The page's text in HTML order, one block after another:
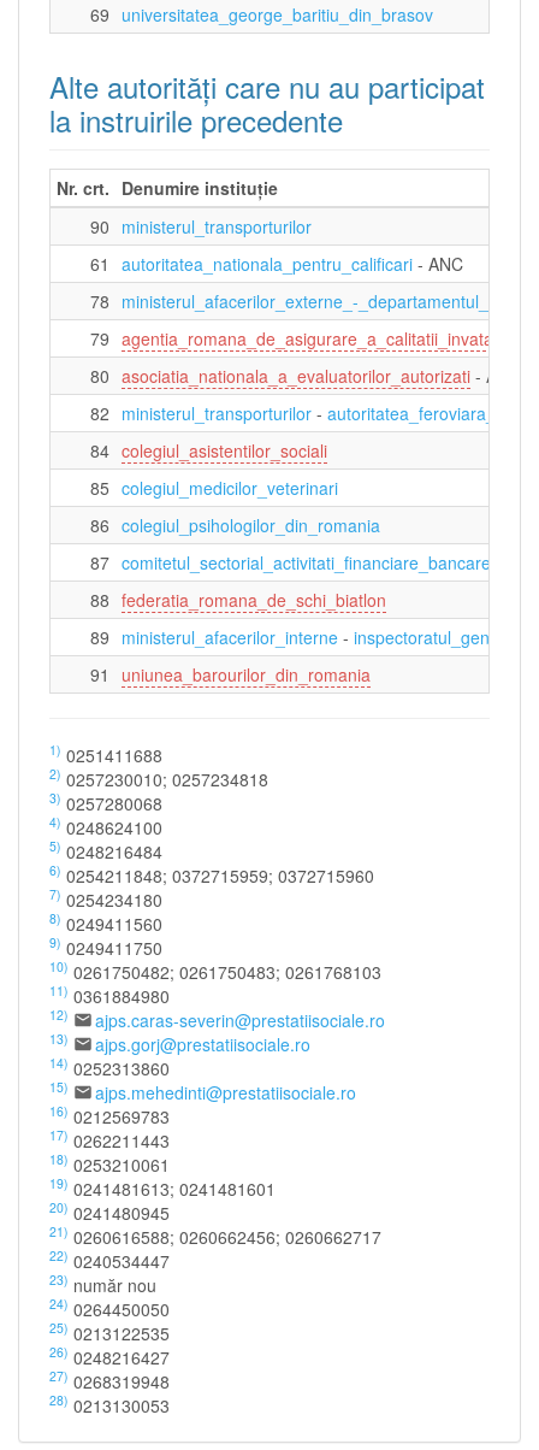
69 universitatea_george_baritiu_din_brasov
Alte autorităţi care nu au participat
la instruirile precedente
Nr. crt. Denumire instituție
90 ministerul_transporturilor
61
autoritatea_nationala_pentru_calificari - ANC
78 ministerul_afacerilor_externe_-
79
80 asociatia_nationala_a_evaluatorilor_autorizati -
82 ministerul_transporturilor -
84 colegiul_asistentilor_sociali
85 colegiul_medicilor_veterinari
86 colegiul_psihologilor_din_romania
87
88 federatia_romana_de_schi_biatlon
89 ministerul_afacerilor_interne -
91
uniunea_barourilor_din_romania
1) 0251411688
2) 0257230010; 0257234818
3) 0257280068
4) 0248624100
5) 0248216484
6) 0254211848; 0372715959; 0372715960
7) 0254234180
8) 0249411560
9) 0249411750
10) 0261750482; 0261750483; 0261768103
11) 0361884980
12) ajps.caras-severin@prestatiisociale.ro
13) ajps.gorj@prestatiisociale.ro
14) 0252313860
15) ajps.mehedinti@prestatiisociale.ro
16) 0212569783
17) 0262211443
18) 0253210061
19) 0241481613; 0241481601
20) 0241480945
21) 0260616588; 0260662456; 0260662717
22) 0240534447
23) număr nou
24) 0264450050
25) 0213122535
26) 0248216427
27) 0268319948
28) 0213130053